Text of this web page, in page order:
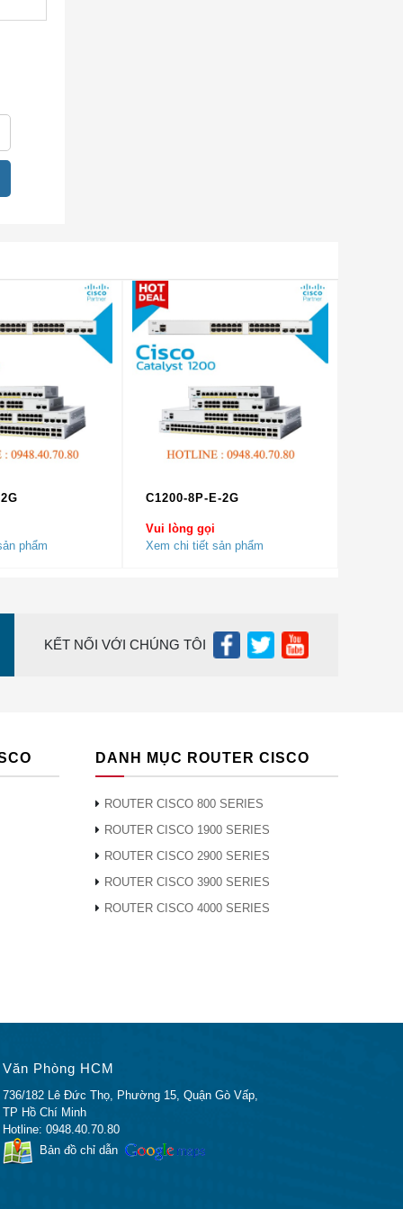
phẩm
C1200-8P-E-2G
Vui lòng gọi
Xem chi tiết sản phẩm
KẾT NỐI VỚI CHÚNG TÔI
DANH MỤC ROUTER CISCO
ROUTER CISCO 800 SERIES
ROUTER CISCO 1900 SERIES
ROUTER CISCO 2900 SERIES
ROUTER CISCO 3900 SERIES
ROUTER CISCO 4000 SERIES
Văn Phòng HCM
736/182 Lê Đức Thọ, Phường 15, Quận Gò Vấp,
TP Hồ Chí Minh
Hotline: 0948.40.70.80
Bản đồ chỉ dẫn